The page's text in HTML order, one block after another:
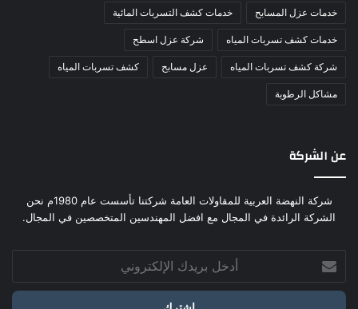
خدمات عزل المسابح خدمات كشف التسربات المائية
خدمات كشف تسربات المياه شركة عزل اسطح
شركة كشف تسربات المياه عزل مسابح كشف تسربات المياه
مشاكل الرطوبة
عن الشركة
شركة النهضة العربية للمقاولات العامة شركتنا تأسست عام 1980م نحن
الشركة الرائدة في المجال مع افضل المهندسين المتخصصين في المجال.
بريدك
الإلكتروني